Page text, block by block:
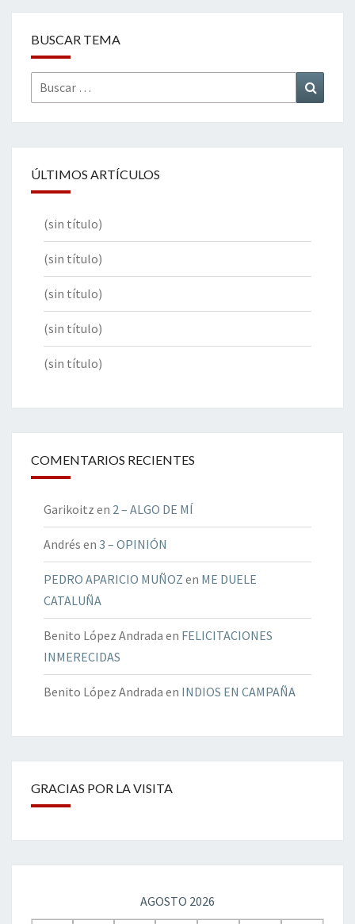
BUSCAR TEMA
Buscar
por:
ÚLTIMOS ARTÍCULOS
(sin título)
(sin título)
(sin título)
(sin título)
(sin título)
COMENTARIOS RECIENTES
Garikoitz en 2 – ALGO DE MÍ
Andrés en 3 – OPINIÓN
PEDRO APARICIO MUÑOZ en ME DUELE
CATALUÑA
Benito López Andrada en FELICITACIONES
INMERECIDAS
Benito López Andrada en INDIOS EN CAMPAÑA
GRACIAS POR LA VISITA
AGOSTO 2026